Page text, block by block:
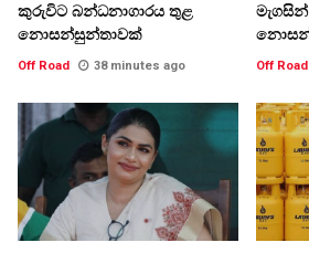
කුරුවිට බන්ධනාගාරය තුළ
නොසන්සුන්තාවක්
Off Road 38 minutes ago Off Road